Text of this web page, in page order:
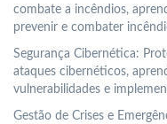
combate a incêndios,
prevenir e combater
Segurança Cibernética:
ataques cibernéticos,
vulnerabilidades e
Gestão de Crises e